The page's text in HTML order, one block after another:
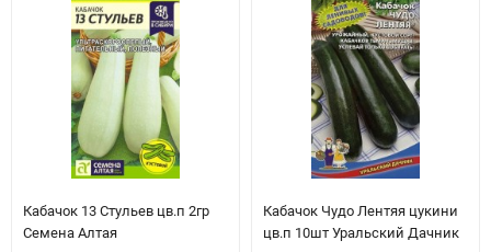
Кабачок 13 Стульев цв.п 2гр
Семена Алтая
Кабачок Чудо Лентяя цукини
цв.п 10шт Уральский Дачник